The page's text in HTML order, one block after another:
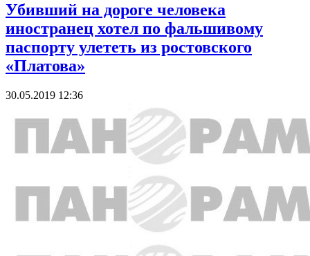
Убивший на дороге человека
иностранец хотел по фальшивому
паспорту улететь из ростовского
«Платова»
30.05.2019 12:36